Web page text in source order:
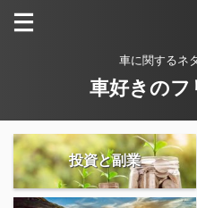
車に関するネ
車好きのフ
投資と副業